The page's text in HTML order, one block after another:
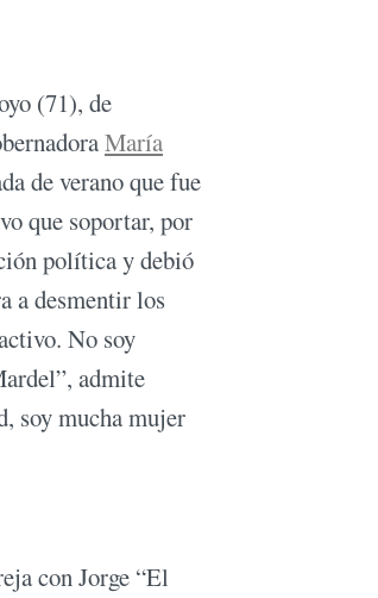
(71), de
María
de verano que fue
que soportar, por
política y debió
a desmentir los
No soy
admite
soy mucha mujer
con Jorge “El